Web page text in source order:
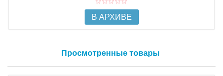
В АРХИВЕ
Просмотренные товары